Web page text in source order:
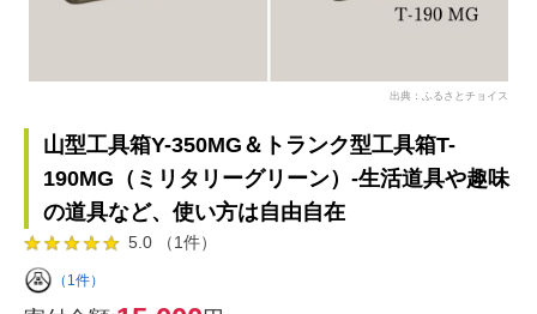
出典：ふるさとチョイス
山型工具箱Y-350MG＆トランク型工具箱T-
190MG（ミリタリーグリーン）-生活道具や趣味
の道具など、使い方は自由自在
5.0 （1件）
（1件）